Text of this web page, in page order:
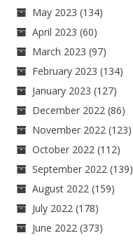
May 2023 (134)
April 2023 (60)
March 2023 (97)
February 2023 (134)
January 2023 (127)
December 2022 (86)
November 2022 (123)
October 2022 (112)
September 2022 (139)
August 2022 (159)
July 2022 (178)
June 2022 (373)